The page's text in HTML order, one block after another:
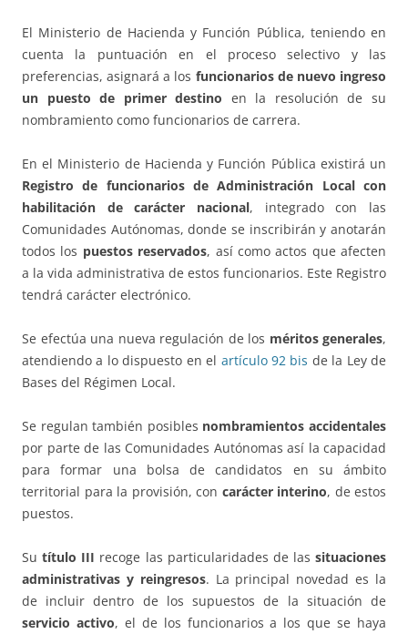
El Ministerio de Hacienda y Función Pública, teniendo en
cuenta la puntuación en el proceso selectivo y las
preferencias, asignará a los funcionarios de nuevo ingreso
un puesto de primer destino en la resolución de su
nombramiento como funcionarios de carrera.
En el Ministerio de Hacienda y Función Pública existirá un
Registro de funcionarios de Administración Local con
habilitación de carácter nacional, integrado con las
Comunidades Autónomas, donde se inscribirán y anotarán
todos los puestos reservados, así como actos que afecten
a la vida administrativa de estos funcionarios. Este Registro
tendrá carácter electrónico.
Se efectúa una nueva regulación de los méritos generales,
atendiendo a lo dispuesto en el artículo 92 bis de la Ley de
Bases del Régimen Local.
Se regulan también posibles nombramientos accidentales
por parte de las Comunidades Autónomas así la capacidad
para formar una bolsa de candidatos en su ámbito
territorial para la provisión, con carácter interino, de estos
puestos.
Sutítulo III recoge las particularidades de las situaciones
administrativas y reingresos. La principal novedad es la
de incluir dentro de los supuestos de la situación de
servicio activo, el de los funcionarios a los que se haya